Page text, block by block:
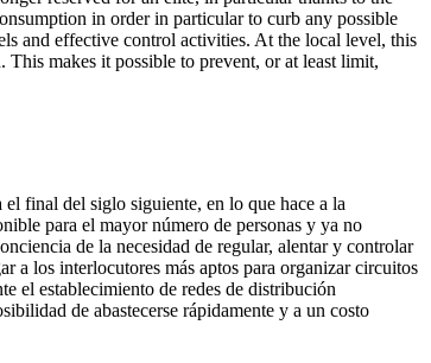
in order in particular to curb any possible
and effective control activities. At the local level, this
makes it possible to prevent, or at least limit,
final del siglo siguiente, en lo que hace a la
para el mayor número de personas y ya no
de la necesidad de regular, alentar y controlar
a los interlocutores más aptos para organizar circuitos
el establecimiento de redes de distribución
de abastecerse rápidamente y a un costo